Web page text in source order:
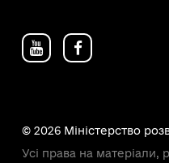
© 2026 Міністерство
Усі права на матеріали,